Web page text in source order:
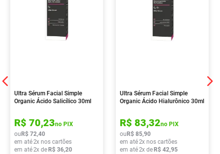
Ultra Sérum Facial Simple
Organic Ácido Salicílico 30ml
R$ 70,23no PIX
ou R$ 72,40
em até2x nos cartões
em até2x de R$ 36,20
Ultra Sérum Facial Simple
Organic Ácido Hialurônico 30ml
R$ 83,32no PIX
ou R$ 85,90
em até2x nos cartões
em até2x de R$ 42,95